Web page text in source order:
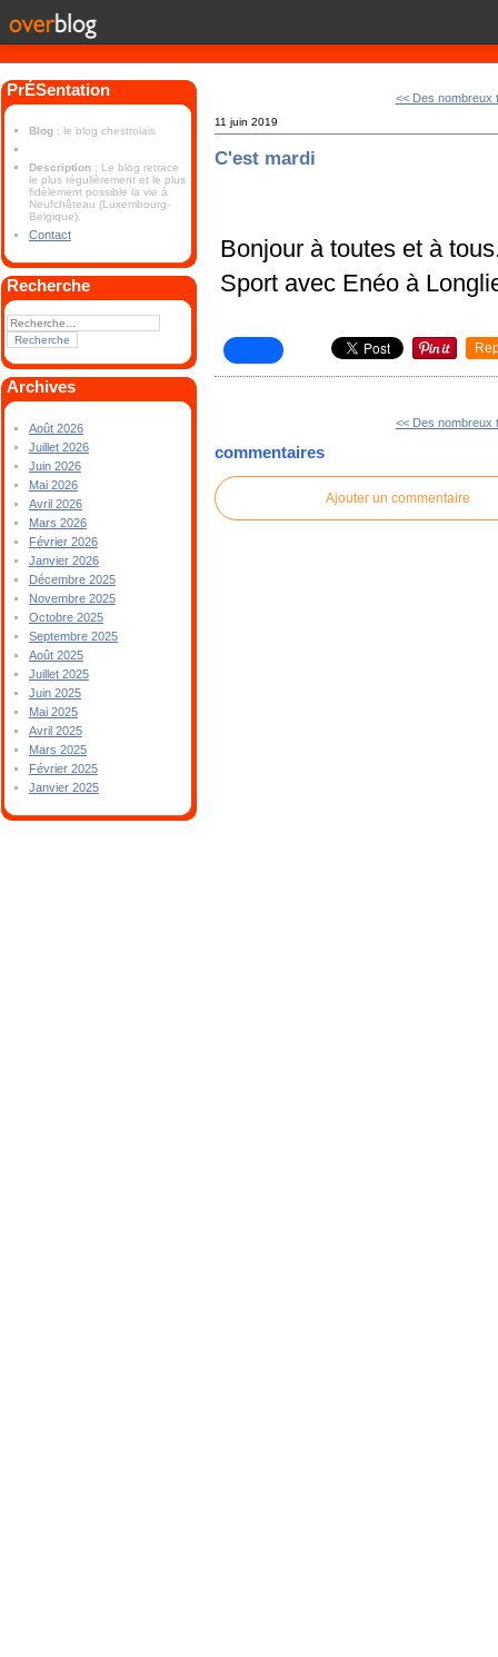
PrÉSentation
Blog : le blog chestrolais
Description : Le blog retrace
le plus régulièrement et le plus
fidèlement possible la vie à
Neufchâteau (Luxembourg-
Belgique).
Contact
Recherche
Archives
Août 2026
Juillet 2026
Juin 2026
Mai 2026
Avril 2026
Mars 2026
Février 2026
Janvier 2026
Décembre 2025
Novembre 2025
Octobre 2025
Septembre 2025
Août 2025
Juillet 2025
Juin 2025
Mai 2025
Avril 2025
Mars 2025
Février 2025
Janvier 2025
<< Des nombreux
11 juin 2019
C'est mardi
Bonjour à toutes et à
Sport avec Enéo à
<< Des nombreux
commentaires
Ajouter un commentaire